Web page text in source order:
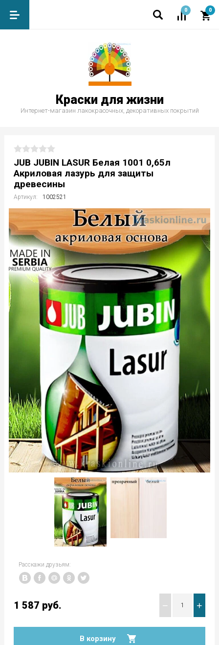
0 0
Краски для жизни
Интернет-магазин лакокрасочных, декоративных покрытий
JUB JUBIN LASUR Белая 1001 0,65л
Акриловая лазурь для защиты
древесины
Артикул: 1002521
Расскажи друзьям:
1 587 руб. − +
В корзину